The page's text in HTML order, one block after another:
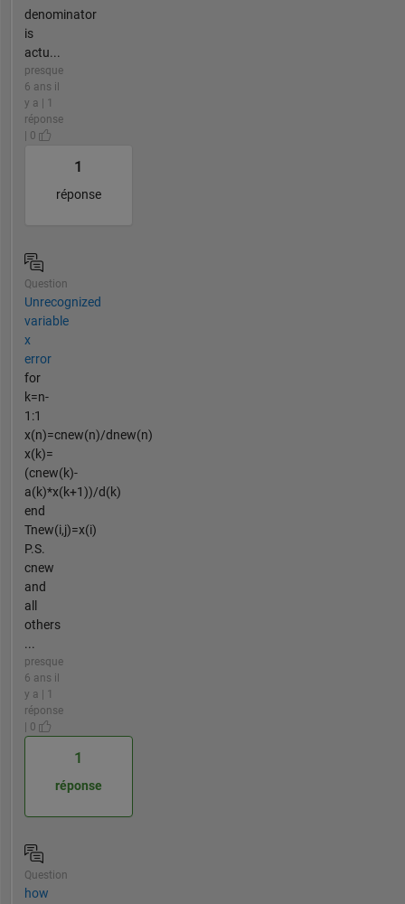
denominator
is
actu...
presque
6 ans il
y a | 1
réponse
| 0
1
réponse
Question
Unrecognized
variable
x
error
for
k=n-
1:1
x(n)=cnew(n)/dnew(n)
x(k)=
(cnew(k)-
a(k)*x(k+1))/d(k)
end
Tnew(i,j)=x(i)
P.S.
cnew
and
all
others
...
presque
6 ans il
y a | 1
réponse
| 0
1
réponse
Question
how